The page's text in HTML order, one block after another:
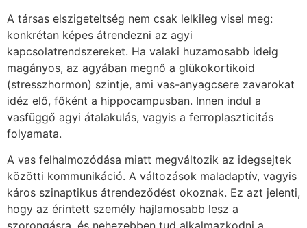
A társas elszigeteltség nem csak lelkileg visel meg:
konkrétan képes átrendezni az agyi
kapcsolatrendszereket. Ha valaki huzamosabb ideig
magányos, az agyában megnő a glükokortikoid
(stresszhormon) szintje, ami vas-anyagcsere zavarokat
idéz elő, főként a hippocampusban. Innen indul a
vasfüggő agyi átalakulás, vagyis a ferroplaszticitás
folyamata.
A vas felhalmozódása miatt megváltozik az idegsejtek
közötti kommunikáció. A változások maladaptív, vagyis
káros szinaptikus átrendeződést okoznak. Ez azt jelenti,
hogy az érintett személy hajlamosabb lesz a